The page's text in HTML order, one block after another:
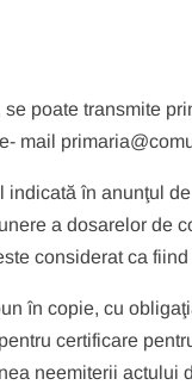
poate transmite
mail
în anunţul
a dosarelor de
considerat ca
în copie, cu
certificare
neemiterii actului